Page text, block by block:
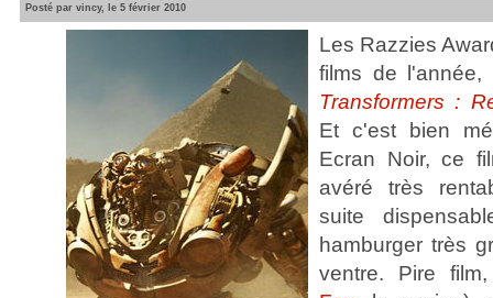
Posté par vincy, le 5 février 2010
Les Razzies
films de
Transformers :
Et c'est bien
Ecran Noir, ce
avéré très
suite
hamburger très
ventre. Pire